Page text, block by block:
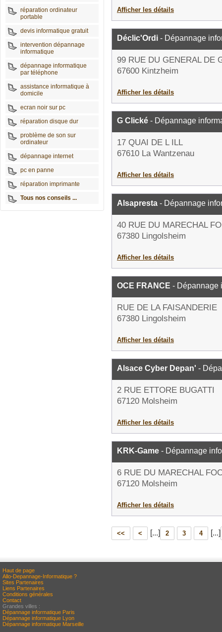
réparation ordinateur
portable
devis informatique gratuit
intervention dépannage
informatique
dépannage informatique
par téléphone
assistance informatique à
domicile
ecran noir sur pc
réparation disque dur
problème de son sur
ordinateur
dépannage internet
pc en panne
réparation imprimante
Tous nos conseils ...
Afficher les détails
Déclic'Ordi - Dépannage
99 RUE DU GENERAL DE
67600 Kintzheim
Afficher les détails
G Clické - Dépannage
17 QUAI DE L ILL
67610 La Wantzenau
Afficher les détails
Alsapresta - Dépannage
40 RUE DU MARECHAL
67380 Lingolsheim
Afficher les détails
OCE FRANCE - Dépannage
RUE DE LA FAISANDERIE
67380 Lingolsheim
Afficher les détails
Alsace Cyber Depan' -
2 RUE ETTORE BUGATTI
67120 Molsheim
Afficher les détails
KRK-Game - Dépannage
6 RUE DU MARECHAL
67120 Molsheim
Afficher les détails
<< < [...] 2 3 4 [...]
Haut de page
Allo-Depannage-Informatique ?
Sites Partenaires
Liens Partenaires
Conditions générales
Contact
Grandes villes :
Dépannage informatique Paris
Dépannage informatique Lyon
Dépannage informatique Marseille